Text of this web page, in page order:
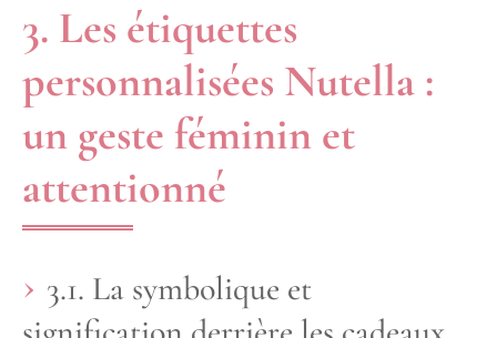
3. Les étiquettes
personnalisées Nutella :
un geste féminin et
attentionné
3.1. La symbolique et